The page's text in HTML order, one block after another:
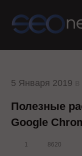
5 Января 2019
Полезные
Google
1 8620